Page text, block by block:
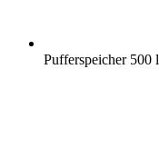
Pufferspeicher 500 l